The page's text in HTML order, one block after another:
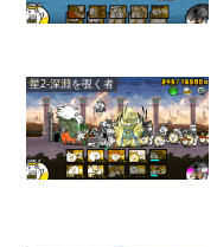
星2-深淵を覗く者